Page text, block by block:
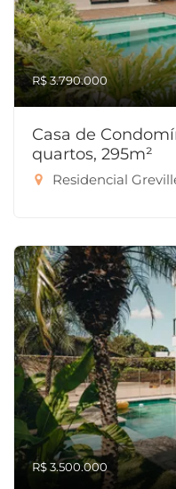
R$ 3.790.000
Casa de
quartos, 295m²
Residencial
R$ 3.500.000